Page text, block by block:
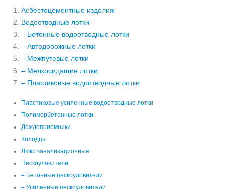
Асбестоцементные изделия
Водоотводные лотки
– Бетонные водоотводные лотки
– Автодорожные лотки
– Межпутевые лотки
– Мелкосидящие лотки
– Пластиковые водоотводные лотки
Пластиковые усиленные водоотводные лотки
Полимербетонные лотки
Дождеприемники
Колодцы
Люки канализационные
Пескоуловители
– Бетонные пескоуловители
– Усиленные пескоуловители